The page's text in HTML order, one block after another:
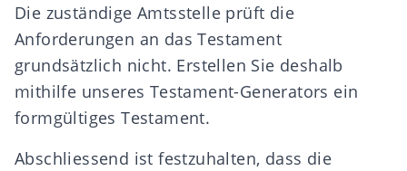
Die zuständige Amtsstelle prüft die
Anforderungen an das Testament
grundsätzlich nicht. Erstellen Sie deshalb
mithilfe unseres Testament-Generators ein
formgültiges Testament.
Abschliessend ist festzuhalten, dass die